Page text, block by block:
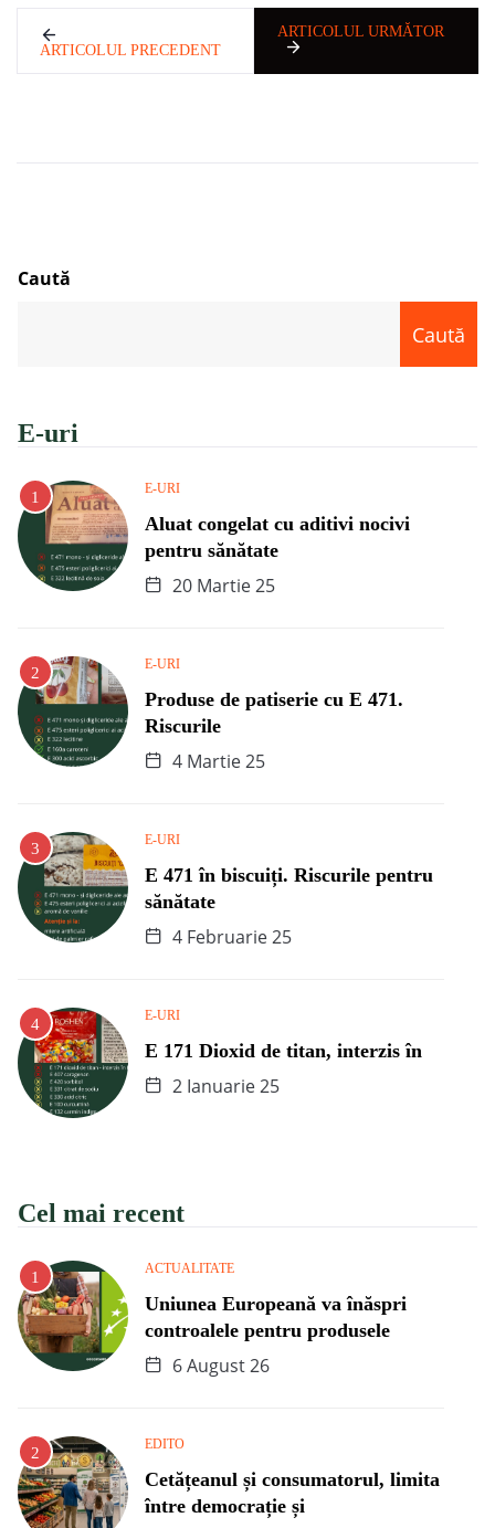
ARTICOLUL PRECEDENT
ARTICOLUL URMĂTOR
Caută
Caută
E-uri
E-URI
Aluat congelat cu aditivi nocivi
pentru sănătate
20 Martie 25
E-URI
Produse de patiserie cu E 471.
Riscurile
4 Martie 25
E-URI
E 471 în biscuiți. Riscurile pentru
sănătate
4 Februarie 25
E-URI
E 171 Dioxid de titan, interzis în
2 Ianuarie 25
Cel mai recent
ACTUALITATE
Uniunea Europeană va înăspri
controalele pentru produsele
6 August 26
EDITO
Cetățeanul și consumatorul, limita
între democrație și